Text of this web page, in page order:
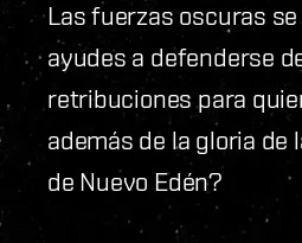
Las fuerzas oscuras
ayudes a defenderse
retribuciones para
además de la gloria
de Nuevo Edén?